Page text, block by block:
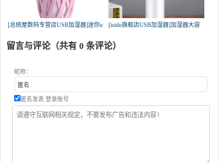
[总统屋数码专营店USB加湿器]迷你u [isido旗舰店USB加湿器]加湿器大容
留言与评论（共有 0 条评论）
昵称：
匿名发表 登录账号